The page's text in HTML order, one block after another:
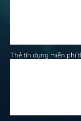
Thẻ tín dụng miễn phí